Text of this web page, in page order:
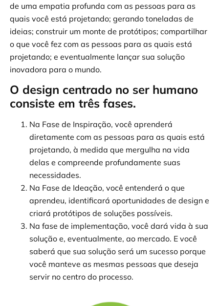
de uma empatia profunda com as pessoas para as
quais você está projetando; gerando toneladas de
ideias; construir um monte de protótipos; compartilhar
o que você fez com as pessoas para as quais está
projetando; e eventualmente lançar sua solução
inovadora para o mundo.
O design centrado no ser humano
consiste em três fases.
Na Fase de Inspiração, você aprenderá
diretamente com as pessoas para as quais está
projetando, à medida que mergulha na vida
delas e compreende profundamente suas
necessidades.
Na Fase de Ideação, você entenderá o que
aprendeu, identificará oportunidades de design e
criará protótipos de soluções possíveis.
Na fase de implementação, você dará vida à sua
solução e, eventualmente, ao mercado. E você
saberá que sua solução será um sucesso porque
você manteve as mesmas pessoas que deseja
servir no centro do processo.